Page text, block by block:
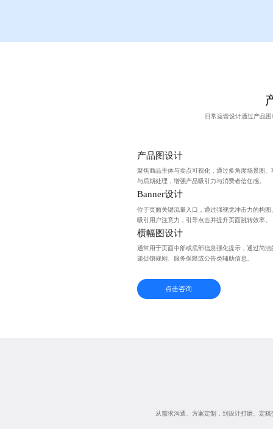
日常运营设计通过产品
产品图设计
聚焦商品主体与卖点可视化，通过多角度场景图
与后期处理，增强产品吸引力与消费者信任感。
Banner设计
位于页面关键流量入口，通过强视觉冲击力的构
吸引用户注意力，引导点击并提升页面跳转效率。
横幅图设计
通常用于页面中部或底部信息强化提示，通过简
递促销规则、服务保障或公告类辅助信息。
点击咨询
从需求沟通、方案定制，到设计打磨、定